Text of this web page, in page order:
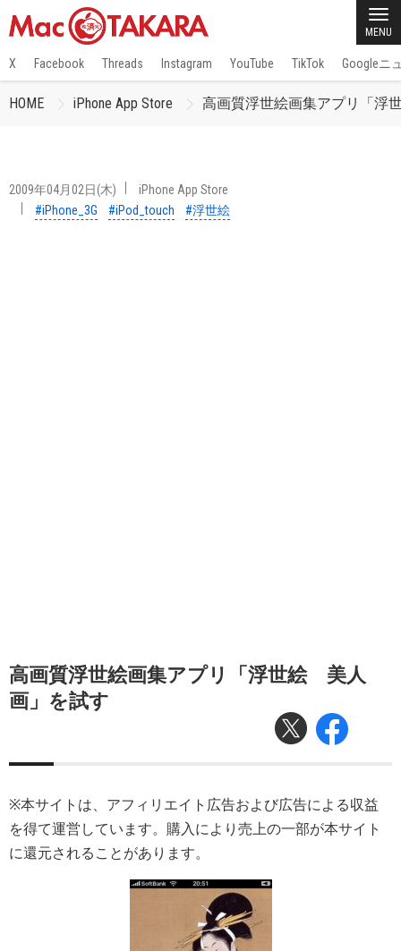
MENU
X Facebook Threads Instagram YouTube TikTok Googleニ
HOME iPhone App Store 高画質浮世絵画集アプリ「浮
2009年04月02日(木)
iPhone App Store
#iPhone_3G
#iPod_touch #浮世絵
高画質浮世絵画集アプリ「浮世絵 美人
画」を試す
※本サイトは、アフィリエイト広告および広告による収益
を得て運営しています。購入により売上の一部が本サイト
に還元されることがあります。